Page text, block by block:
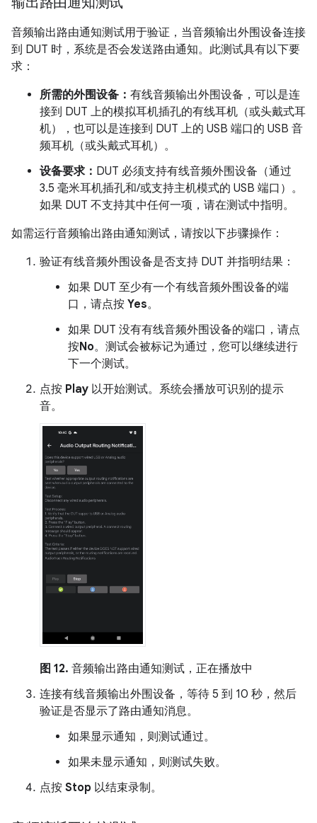
音频输出路由通知测试用于验证，当音频输出外围设备连接
到 DUT 时，系统是否会发送路由通知。此测试具有以下要
求：
所需的外围设备： 有线音频输出外围设备，可以是连
接到 DUT 上的模拟耳机插孔的有线耳机（或头戴式耳
机），也可以是连接到 DUT 上的 USB 端口的 USB 音
频耳机（或头戴式耳机）。
设备要求： DUT 必须支持有线音频外围设备（通过
3.5 毫米耳机插孔和/或支持主机模式的 USB 端口）。
如果 DUT 不支持其中任何一项，请在测试中指明。
如需运行音频输出路由通知测试，请按以下步骤操作：
验证有线音频外围设备是否支持 DUT 并指明结果：
如果 DUT 至少有一个有线音频外围设备的端
口，请点按 Yes。
如果 DUT 没有有线音频外围设备的端口，请点
按No。测试会被标记为通过，您可以继续进行
下一个测试。
点按 Play 以开始测试。系统会播放可识别的提示
音。
图 12. 音频输出路由通知测试，正在播放中
连接有线音频输出外围设备，等待 5 到 10 秒，然后
验证是否显示了路由通知消息。
如果显示通知，则测试通过。
如果未显示通知，则测试失败。
点按 Stop 以结束录制。